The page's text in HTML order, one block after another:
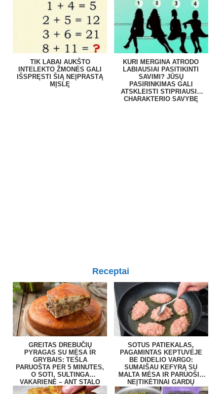
TIK LABAI AUKŠTO
INTELEKTO ŽMONĖS GALI
IŠSPRĘSTI ŠIĄ NEĮPRASTĄ
MĮSLĘ
KURI MERGINA ATRODO
LABIAUSIAI PASITIKINTI
SAVIMI? JŪSŲ
PASIRINKIMAS GALI
ATSKLEISTI STIPRIAUSIĄ
CHARAKTERIO SAVYBĘ
Receptai
GREITAS DREBUČIŲ
PYRAGAS SU MĖSA IR
GRYBAIS: TEŠLA
PARUOŠTA PER 5 MINUTES,
O SOTI, SULTINGA
VAKARIENĖ – ANT STALO
BE VARGO
SOTUS PATIEKALAS,
PAGAMINTAS KEPTUVĖJE
BE DIDELIO VARGO:
SUMAIŠAU KEFYRĄ SU
MALTA MĖSA IR PARUOŠIU
NEĮTIKĖTINAI GARDŲ
PATIEKALĄ